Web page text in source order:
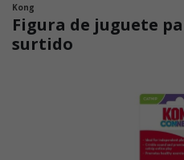
Kong
Figura de juguete
surtido